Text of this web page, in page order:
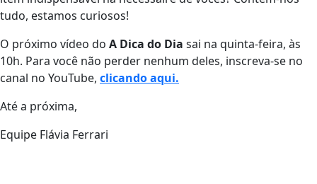
tudo, estamos curiosos!
O próximo vídeo do A Dica do Dia sai na quinta-feira, às
10h. Para você não perder nenhum deles, inscreva-se no
canal no YouTube, clicando aqui.
Até a próxima,
Equipe Flávia Ferrari